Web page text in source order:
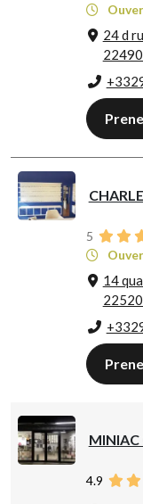
24 d
5
14
MINIAC
4.9